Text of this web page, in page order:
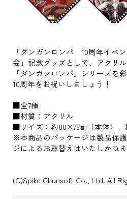
「ダンガンロンパ 10周年イベ
会」記念グッズとして、アクリ
「ダンガンロンパ」シリーズを
10周年をお祝いしましょう！
■全7種
■材質：アクリル
■サイズ：約80×75㎜（本体）、
※本商品のパッケージは製品保
ジによるお取替えはいたしかね
(C)Spike Chunsoft Co., Ltd. All